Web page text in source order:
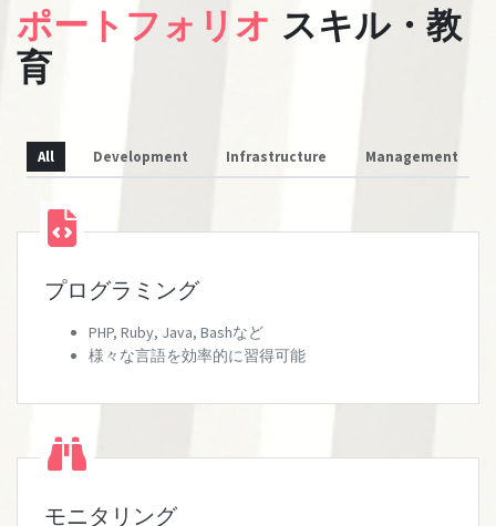
ポートフォリオ スキル・教
育
All Development Infrastructure Management
プログラミング
PHP, Ruby, Java, Bashなど
様々な言語を効率的に習得可能
モニタリング